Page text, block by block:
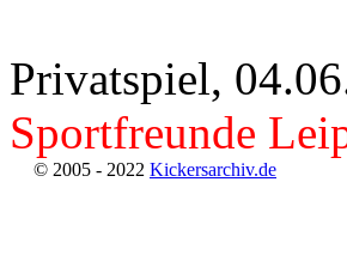
Privatspiel,
Sportfreunde
© 2005 - 2022 Kickersarchiv.de